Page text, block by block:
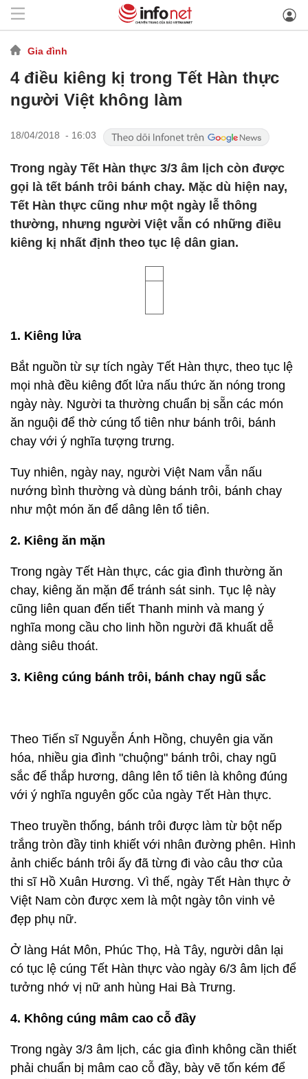
Gia đình
4 điều kiêng kị trong Tết Hàn thực
người Việt không làm
18/04/2018 - 16:03
Trong ngày Tết Hàn thực 3/3 âm lịch còn được
gọi là tết bánh trôi bánh chay. Mặc dù hiện nay,
Tết Hàn thực cũng như một ngày lễ thông
thường, nhưng người Việt vẫn có những điều
kiêng kị nhất định theo tục lệ dân gian.
1. Kiêng lửa
Bắt nguồn từ sự tích ngày Tết Hàn thực, theo tục lệ
mọi nhà đều kiêng đốt lửa nấu thức ăn nóng trong
ngày này. Người ta thường chuẩn bị sẵn các món
ăn nguội để thờ cúng tổ tiên như bánh trôi, bánh
chay với ý nghĩa tượng trưng.
Tuy nhiên, ngày nay, người Việt Nam vẫn nấu
nướng bình thường và dùng bánh trôi, bánh chay
như một món ăn để dâng lên tổ tiên.
2. Kiêng ăn mặn
Trong ngày Tết Hàn thực, các gia đình thường ăn
chay, kiêng ăn mặn để tránh sát sinh. Tục lệ này
cũng liên quan đến tiết Thanh minh và mang ý
nghĩa mong cầu cho linh hồn người đã khuất dễ
dàng siêu thoát.
3. Kiêng cúng bánh trôi, bánh chay ngũ sắc
Theo Tiến sĩ Nguyễn Ánh Hồng, chuyên gia văn
hóa, nhiều gia đình "chuộng" bánh trôi, chay ngũ
sắc để thắp hương, dâng lên tổ tiên là không đúng
với ý nghĩa nguyên gốc của ngày Tết Hàn thực.
Theo truyền thống, bánh trôi được làm từ bột nếp
trắng tròn đầy tinh khiết với nhân đường phên. Hình
ảnh chiếc bánh trôi ấy đã từng đi vào câu thơ của
thi sĩ Hồ Xuân Hương. Vì thế, ngày Tết Hàn thực ở
Việt Nam còn được xem là một ngày tôn vinh vẻ
đẹp phụ nữ.
Ở làng Hát Môn, Phúc Thọ, Hà Tây, người dân lại
có tục lệ cúng Tết Hàn thực vào ngày 6/3 âm lịch để
tưởng nhớ vị nữ anh hùng Hai Bà Trưng.
4. Không cúng mâm cao cỗ đầy
Trong ngày 3/3 âm lịch, các gia đình không cần thiết
phải chuẩn bị mâm cao cỗ đầy, bày vẽ tốn kém để